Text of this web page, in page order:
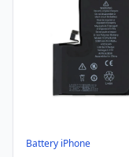
Battery iPhone